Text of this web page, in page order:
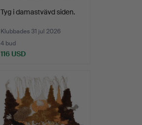
Tyg i damastvävd siden.
Klubbades 31 jul 2026
4 bud
116 USD